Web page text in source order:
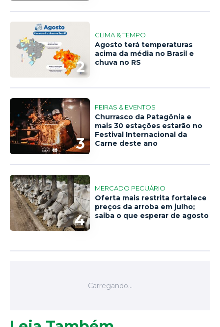
2
CLIMA & TEMPO
Agosto terá temperaturas
acima da média no Brasil e
chuva no RS
3
FEIRAS & EVENTOS
Churrasco da Patagônia e
mais 30 estações estarão no
Festival Internacional da
Carne deste ano
4
MERCADO PECUÁRIO
Oferta mais restrita fortalece
preços da arroba em julho;
saiba o que esperar de agosto